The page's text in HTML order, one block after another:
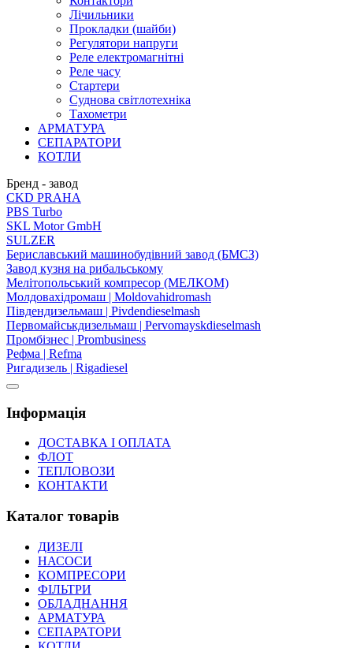
Лічильники
Прокладки (шайби)
Регулятори напруги
Реле електромагнітні
Реле часу
Стартери
Суднова світлотехніка
Тахометри
АРМАТУРА
СЕПАРАТОРИ
КОТЛИ
Бренд - завод
CKD PRAHA
PBS Turbo
SKL Motor GmbH
SULZER
Бериславський машинобудівний завод (БМСЗ)
Завод кузня на рибальському
Мелітопольський компресор (МЕЛКОМ)
Молдовахідромаш | Moldovahidromash
Південдизельмаш | Pivdendieselmash
Первомайськдизельмаш | Pervomayskdieselmash
Промбізнес | Prombusiness
Рефма | Refma
Ригадизель | Rigadiesel
Інформація
ДОСТАВКА І ОПЛАТА
ФЛОТ
ТЕПЛОВОЗИ
КОНТАКТИ
Каталог товарів
ДИЗЕЛІ
НАСОСИ
КОМПРЕСОРИ
ФІЛЬТРИ
ОБЛАДНАННЯ
АРМАТУРА
СЕПАРАТОРИ